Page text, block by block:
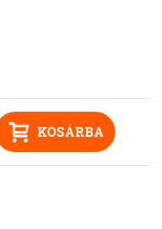
KOSÁRBA